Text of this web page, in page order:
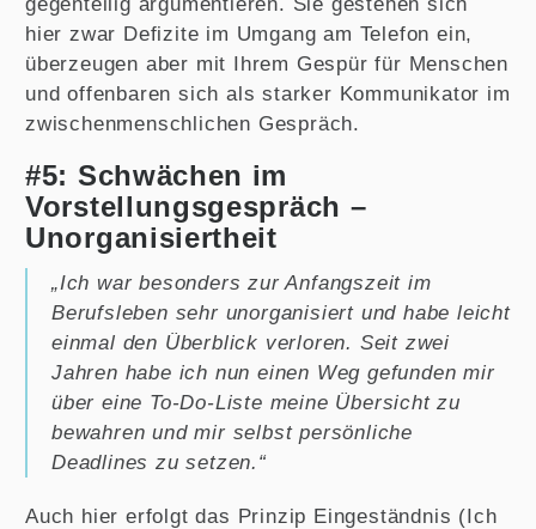
hier zwar Defizite im Umgang am Telefon ein,
überzeugen aber mit Ihrem Gespür für Menschen
und offenbaren sich als starker Kommunikator im
zwischenmenschlichen Gespräch.
#5: Schwächen im
Vorstellungsgespräch –
Unorganisiertheit
„Ich war besonders zur Anfangszeit im
Berufsleben sehr unorganisiert und habe leicht
einmal den Überblick verloren. Seit zwei
Jahren habe ich nun einen Weg gefunden mir
über eine To-Do-Liste meine Übersicht zu
bewahren und mir selbst persönliche
Deadlines zu setzen.“
Auch hier erfolgt das Prinzip Eingeständnis (Ich